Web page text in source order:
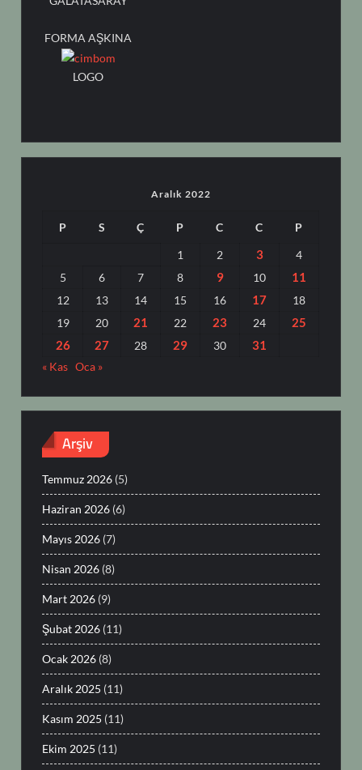
FORMA AŞKINA
LOGO
Aralık 2022
P S Ç P C C
P
1
2 3
4
5
6 7 8 9 10 11
12 13 14 15 16 17
18
19
20 21 22 23 24
25
26
27 28 29 30 31
« Kas Oca »
Arşiv
Temmuz 2026 (5)
Haziran 2026 (6)
Mayıs 2026 (7)
Nisan 2026 (8)
Mart 2026 (9)
Şubat 2026 (11)
Ocak 2026 (8)
Aralık 2025 (11)
Kasım 2025 (11)
Ekim 2025 (11)